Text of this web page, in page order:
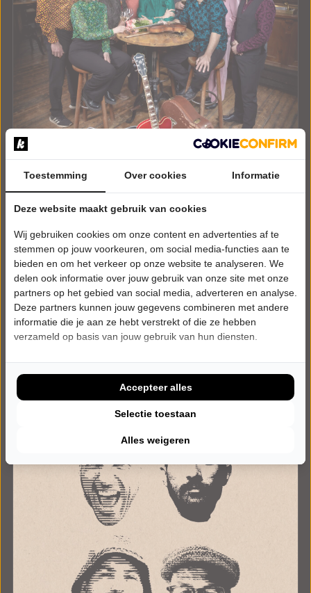
ZATERDAG 19 SEPTEMBER 2026 • 20:30 UUR
Leonard Cohen Tribute Band
Tonight will be fine
Theater De KiK
Elst
POPULAIRE MUZIEK
Tickets
Meer info
Toestemming Over cookies Informatie
Deze website maakt gebruik van cookies
Wij gebruiken cookies om onze content en advertenties af te
stemmen op jouw voorkeuren, om social media-functies aan te
bieden en om het verkeer op onze website te analyseren. We
delen ook informatie over jouw gebruik van onze site met onze
partners op het gebied van social media, adverteren en analyse.
Deze partners kunnen jouw gegevens combineren met andere
informatie die je aan ze hebt verstrekt of die ze hebben
verzameld op basis van jouw gebruik van hun diensten.
Alles weigeren
Selectie toestaan
Accepteer alles